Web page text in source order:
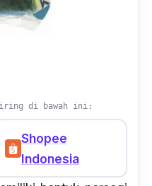
di bawah ini:
Shopee
Indonesia